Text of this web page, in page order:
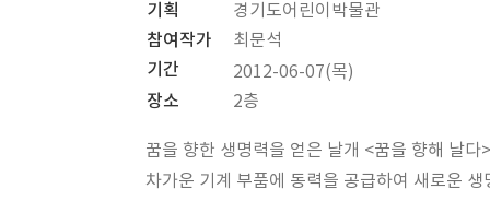
기획
경기도어린이박물관
참여작가
최문석
기간
2012-06-07(목)
장소 2층
꿈을 향한 생명력을 얻은 날개 <꿈을 향해 날다
차가운 기계 부품에 동력을 공급하여 새로운 생